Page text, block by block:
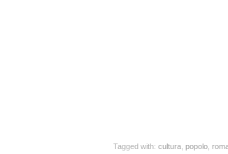
Tagged with: cultura popolo